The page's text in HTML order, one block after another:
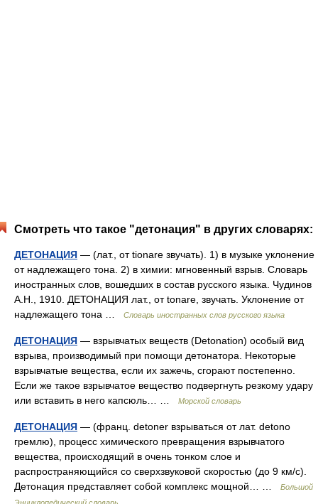
Смотреть что такое "детонация" в других словарях:
ДЕТОНАЦИЯ — (лат., от tionare звучать). 1) в музыке уклонение
от надлежащего тона. 2) в химии: мгновенный взрыв. Словарь
иностранных слов, вошедших в состав русского языка. Чудинов
А.Н., 1910. ДЕТОНАЦИЯ лат., от tonare, звучать. Уклонение от
надлежащего тона …
Словарь иностранных слов русского языка
ДЕТОНАЦИЯ — взрывчатых веществ (Detonation) особый вид
взрыва, производимый при помощи детонатора. Некоторые
взрывчатые вещества, если их зажечь, сгорают постепенно.
Если же такое взрывчатое вещество подвергнуть резкому удару
или вставить в него капсюль… …
Морской словарь
ДЕТОНАЦИЯ — (франц. detoner взрываться от лат. detono
гремлю), процесс химического превращения взрывчатого
вещества, происходящий в очень тонком слое и
распространяющийся со сверхзвуковой скоростью (до 9 км/с).
Детонация представляет собой комплекс мощной… …
Большой